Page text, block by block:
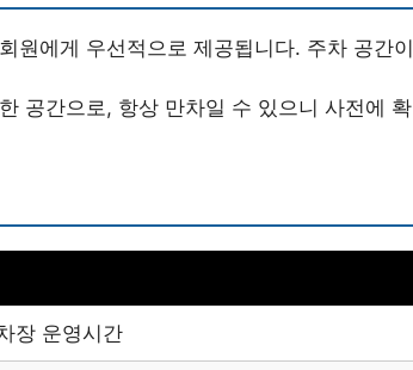
원에게 우선적으로 제공됩니다. 주차 공간이
공간으로, 항상 만차일 수 있으니 사전에 확
장 운영시간